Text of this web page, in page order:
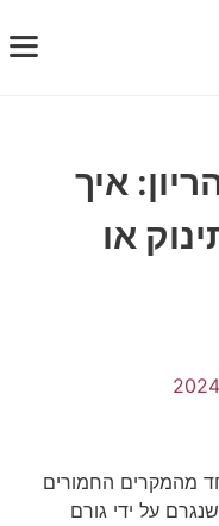
איך
או
מהמקרים החמורים
על ידי גורם